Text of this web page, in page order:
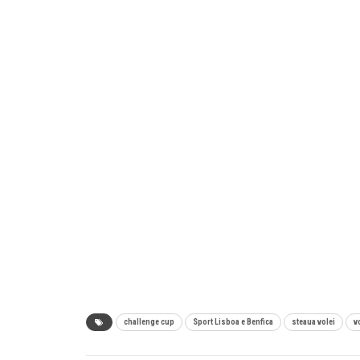
challenge cup Sport Lisboa e Benfica steaua volei